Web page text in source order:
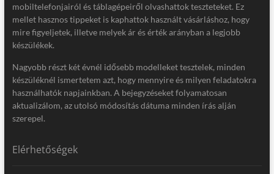
mobiltelefonjairól és táblagépeiről olvashattok teszteteket. Ez
mellet hasznos tippeket is kaphattok használt vásárláshoz, hogy
mire figyeljetek, illetve melyek ár és érték arányban a legjobb
készülékek.
Nagyobb részt két évnél idősebb modelleket tesztelek, minden
készüléknél ismertetem azt, hogy mennyire és milyen feladatokra
használhatók napjainkban. A bejegyzéseket folyamatosan
aktualizálom, az utolsó módosítás dátuma minden írás alján
szerepel.
Elérhetőségek